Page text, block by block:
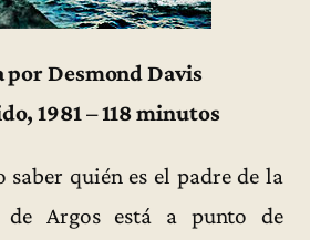
Desmond Davis
1981 – 118 minutos
quién es el padre de la
Argos está a punto de